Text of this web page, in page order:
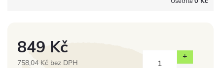
849 Kč
758,04 Kč bez DPH